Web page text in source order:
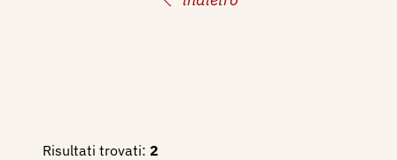
Risultati trovati: 2